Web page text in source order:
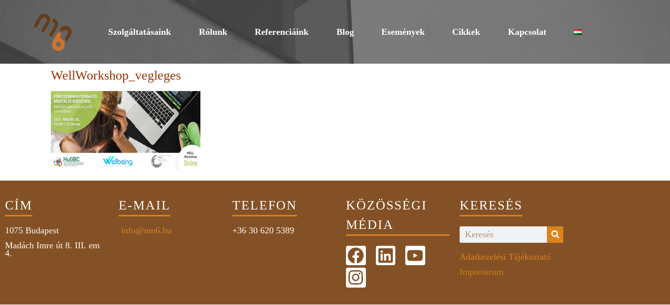
Szolgáltatásaink Rólunk Referenciáink Blog Események Cikkek Kapcsolat
WellWorkshop_vegleges
CÍM
1075 Budapest
Madách Imre út 8. III. em
4.
E-MAIL
info@mn6.hu
TELEFON
+36 30 620 5389
KÖZÖSSÉGI
MÉDIA
KERESÉS
Adatkezelési Tájékoztató
Impresszum